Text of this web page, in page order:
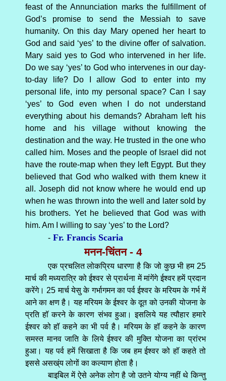
feast of the Annunciation marks the fulfillment of
God’s promise to send the Messiah to save
humanity. On this day Mary opened her heart to
God and said ‘yes’ to the divine offer of salvation.
Mary said yes to God who intervened in her life.
Do we say ‘yes’ to God who intervenes in our day-
to-day life? Do I allow God to enter into my
personal life, into my personal space? Can I say
‘yes’ to God even when I do not understand
everything about his demands? Abraham left his
home and his village without knowing the
destination and the way. He trusted in the one who
called him. Moses and the people of Israel did not
have the route-map when they left Egypt. But they
believed that God who walked with them knew it
all. Joseph did not know where he would end up
when he was thrown into the well and later sold by
his brothers. Yet he believed that God was with
him. Am I willing to say ‘yes’ to the Lord?
-Fr. Francis Scaria
मनन-चिंतन - 4
एक प्रचलित लोकप्रिय धारणा है कि जो कुछ भी हम 25
मार्च की मध्यरात्रि को ईश्वर से प्रार्थना में मांगेंगे ईश्वर हमें प्रदान
करेंगे। 25 मार्च येसु के गर्भागमन का पर्व ईश्वर के मरियम के गर्भ में
आने का क्षण है। यह मरियम के ईश्वर के दूत को उनकी योजना के
प्रति हॉ करने के कारण संभव हुआ। इसलिये यह त्यौहार हमारे
ईश्वर को हॉ कहने का भी पर्व है। मरियम के हॉ कहने के कारण
समस्त मानव जाति के लिये ईश्वर की मुक्ति योजना का प्रांरभ
हुआ। यह पर्व हमें सिखाता है कि जब हम ईश्वर को हॉ कहते तो
इससे असख्ंय लोगों का कल्याण होता है।
बाइबिल में ऐसे अनेक लोग है जो उतने योग्य नहीं थे किन्तु